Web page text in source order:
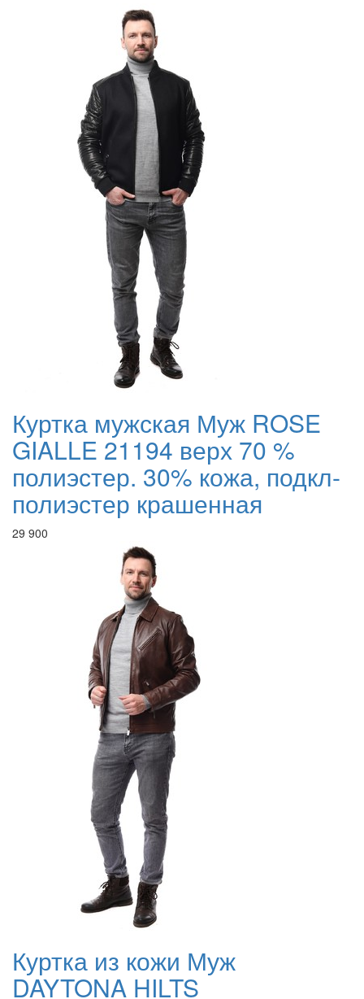
Куртка мужская Муж ROSE
GIALLE 21194 верх 70 %
полиэстер. 30% кожа, подкл-
полиэстер крашенная
29 900
Куртка из кожи Муж
DAYTONA HILTS